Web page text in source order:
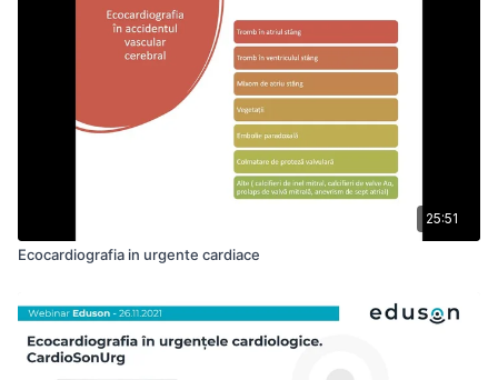
25:51
Ecocardiografia in urgente cardiace